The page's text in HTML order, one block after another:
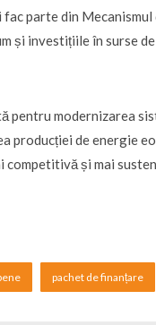
parte din Mecanismul
și investițiile în surse
modernizarea
producției de energie
și mai
pachet de finanțare